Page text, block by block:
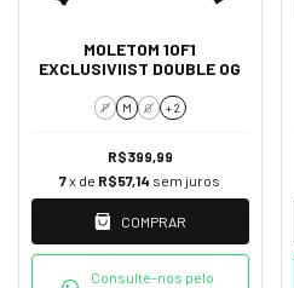
MOLETOM 1OF1
EXCLUSIVIIST DOUBLE OG
P M G + 2
R$399,99
7x de R$57,14 sem juros
COMPRAR
Consulte-nos pelo